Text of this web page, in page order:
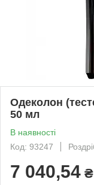
Одеколон
50 мл
В наявності
Код: 93247
7 040,54 ₴